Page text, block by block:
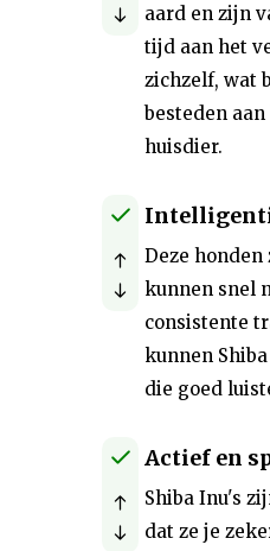
aard en zijn
tijd aan het
zichzelf, wat
besteden
huisdier.
Deze
kunnen snel
consistente
kunnen
die goed
Actief en
Shiba Inu's
dat ze je